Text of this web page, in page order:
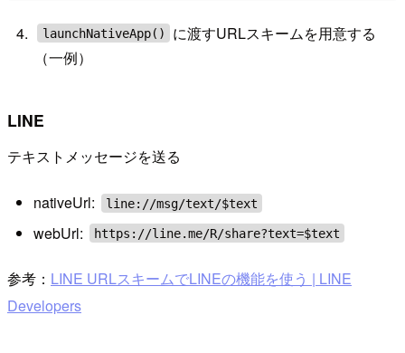
launchNativeApp()
に渡すURLスキームを用意する
（一例）
LINE
テキストメッセージを送る
nativeUrl: line://msg/text/$text
webUrl: https://line.me/R/share?text=$text
参考： LINE URLスキームでLINEの機能を使う | LINE
Developers